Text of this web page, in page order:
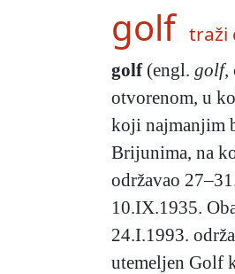
golf traži
golf (engl. golf,
otvorenom, u
koji najmanjim
Brijunima, na
održavao
10.IX.1935.
24.I.1993.
utemeljen Golf